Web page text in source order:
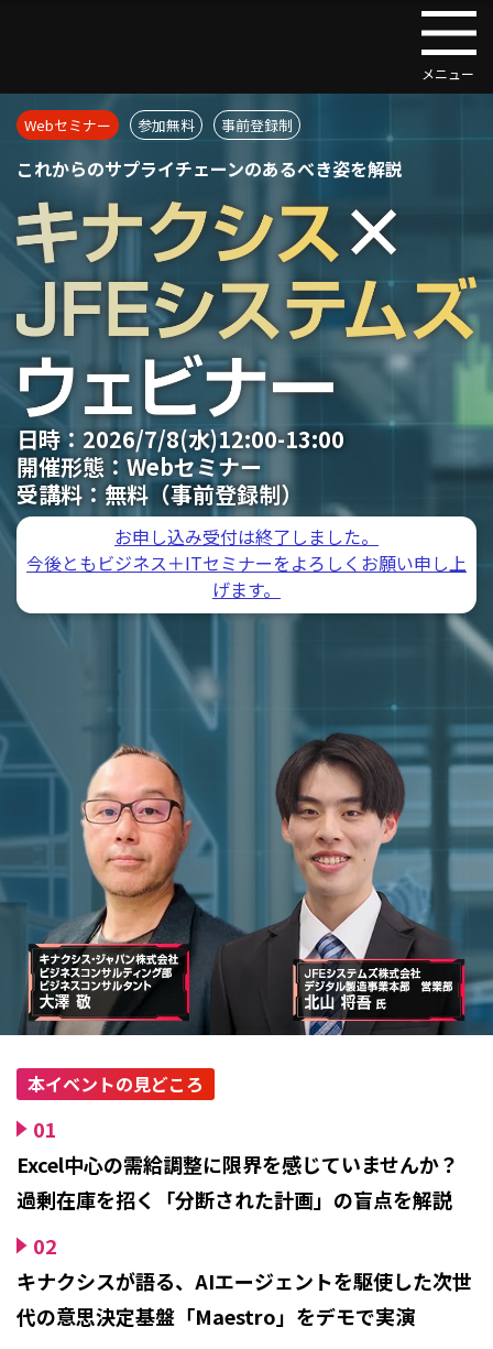
Webセミナー 参加無料 事前登録制
これからのサプライチェーンのあるべき姿を解説
日時： 2026/7/8(水)12:00-13:00
開催形態： Webセミナー
受講料： 無料（事前登録制）
お申し込み受付は終了しました。
今後ともビジネス＋ITセミナーをよろしくお願い申し上
げます。
本イベントの見どころ
01
Excel中心の需給調整に限界を感じていませんか？
過剰在庫を招く「分断された計画」の盲点を解説
02
キナクシスが語る、AIエージェントを駆使した次世
代の意思決定基盤「Maestro」をデモで実演